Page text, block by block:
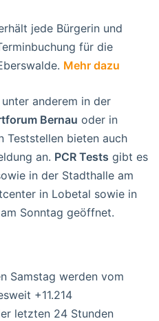
jede Bürgerin und
für die
Mehr dazu
anderem in der
Bernau oder in
Teststellen bieten auch
an. PCR Tests gibt es
in der Stadthalle am
in Lobetal sowie in
Sonntag geöffnet.
Samstag werden vom
+11.214
letzten 24 Stunden